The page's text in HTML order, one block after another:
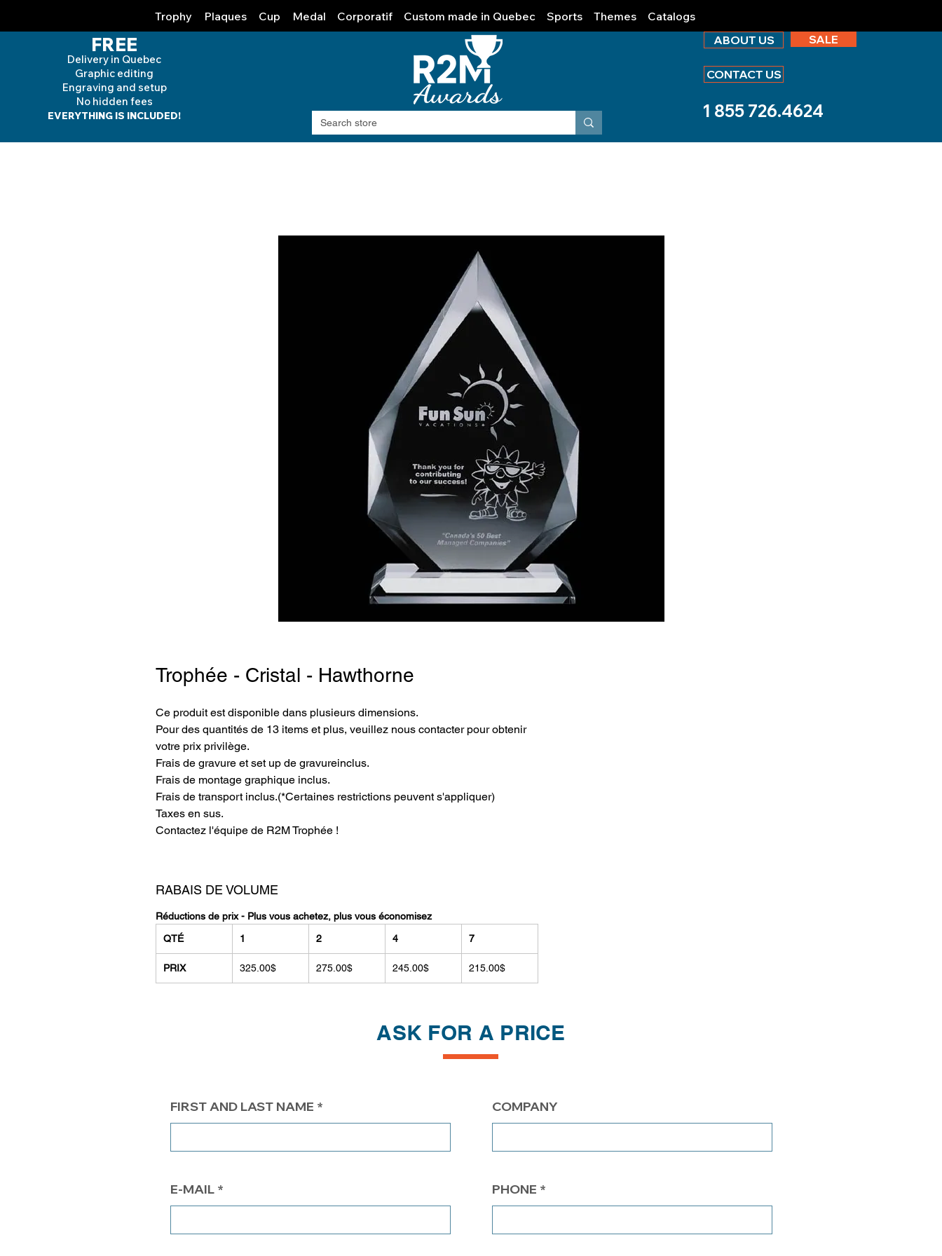
Trophy Plaques Cup Medal Corporatif Custom made in Quebec Sports Themes Catalogs
FREE
Delivery in Quebec
Graphic editing
Engraving and setup
No hidden fees
EVERYTHING IS INCLUDED!
ABOUT US SALE
CONTACT US
1 855 726.4624
Trophée - Cristal - Hawthorne
Ce produit est disponible dans plusieurs dimensions.
Pour des quantités de 13 items et plus, veuillez nous contacter pour obtenir
votre prix privilège.
Frais de gravure et set up de gravureinclus.
Frais de montage graphique inclus.
Frais de transport inclus.(*Certaines restrictions peuvent s'appliquer)
Taxes en sus.
Contactez l'équipe de R2M Trophée !
RABAIS DE VOLUME
Réductions de prix - Plus vous achetez, plus vous économisez
QTÉ
1 2 4 7
PRIX 325.00$ 275.00$ 245.00$ 215.00$
ASK FOR A PRICE
FIRST AND LAST NAME
E-MAIL
COMPANY
PHONE